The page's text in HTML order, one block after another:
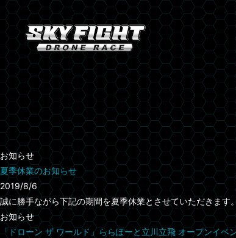
お知らせ
夏季休業のお知らせ
2019/8/6
誠に勝手ながら下記の期間を夏季休業とさせていただきま
お知らせ
「ドローン ザ ワールド」ららぽーと立川立飛 オープンイベ